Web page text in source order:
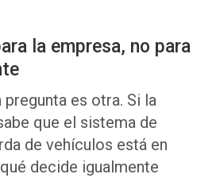
la empresa, no para
pregunta es otra. Si la
que el sistema de
de vehículos está en
decide igualmente